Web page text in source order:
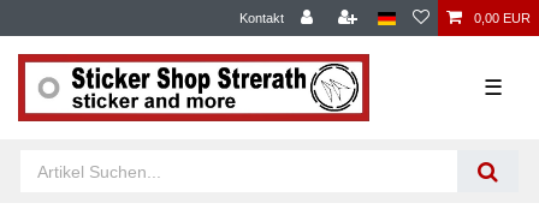
Kontakt 0,00 EUR
☰